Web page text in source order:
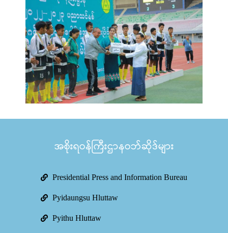
အစိုးရဝန်ကြီးဌာနဝဘ်ဆိုဒ်များ
Presidential Press and Information Bureau
Pyidaungsu Hluttaw
Pyithu Hluttaw